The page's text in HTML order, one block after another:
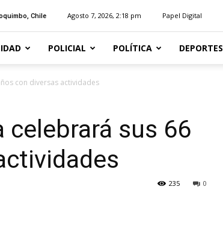
Chile Agosto 7, 2026, 2:18 pm Papel Digital
POLICIAL POLÍTICA DEPORTES
con diversas actividades
celebrará sus 66
0
235